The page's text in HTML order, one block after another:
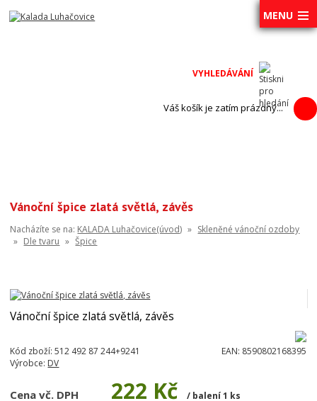
MENU
Váš košík je zatím prázdný...
Vánoční špice zlatá světlá, závěs
Nacházíte se na: KALADA Luhačovice(úvod) » Skleněné vánoční ozdoby
» Dle tvaru » Špice
Vánoční špice zlatá světlá, závěs
Kód zboží: 512 492 87 244+9241 EAN: 8590802168395
Výrobce: DV
Cena vč. DPH 222 Kč / balení 1 ks